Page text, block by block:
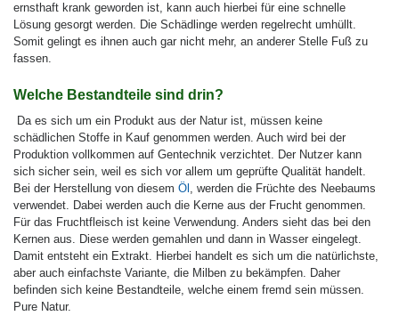
ernsthaft krank geworden ist, kann auch hierbei für eine schnelle
Lösung gesorgt werden. Die Schädlinge werden regelrecht umhüllt.
Somit gelingt es ihnen auch gar nicht mehr, an anderer Stelle Fuß zu
fassen.
Welche Bestandteile sind drin?
Da es sich um ein Produkt aus der Natur ist, müssen keine
schädlichen Stoffe in Kauf genommen werden. Auch wird bei der
Produktion vollkommen auf Gentechnik verzichtet. Der Nutzer kann
sich sicher sein, weil es sich vor allem um geprüfte Qualität handelt.
Bei der Herstellung von diesem Öl , werden die Früchte des Neebaums
verwendet. Dabei werden auch die Kerne aus der Frucht genommen.
Für das Fruchtfleisch ist keine Verwendung. Anders sieht das bei den
Kernen aus. Diese werden gemahlen und dann in Wasser eingelegt.
Damit entsteht ein Extrakt. Hierbei handelt es sich um die natürlichste,
aber auch einfachste Variante, die Milben zu bekämpfen. Daher
befinden sich keine Bestandteile, welche einem fremd sein müssen.
Pure Natur.